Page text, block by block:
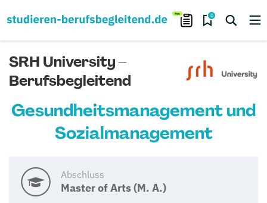
0
SRH University –
Berufsbegleitend
Gesundheitsmanagement und
Sozialmanagement
Abschluss
Master of Arts (M. A.)